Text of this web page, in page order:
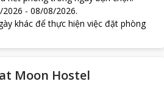
- 08/08/2026.
khác để thực hiện việc đặt phòng
Moon Hostel